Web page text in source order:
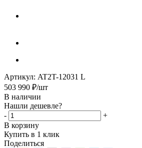
Артикул: AT2T-12031 L
503 990 ₽/шт
В наличии
Нашли дешевле?
-
+
В корзину
Купить в 1 клик
Поделиться